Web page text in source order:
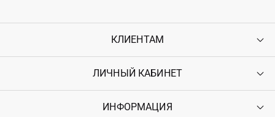
КЛИЕНТАМ
Контакты
Возврат
ЛИЧНЫЙ КАБИНЕТ
Войти
ИНФОРМАЦИЯ